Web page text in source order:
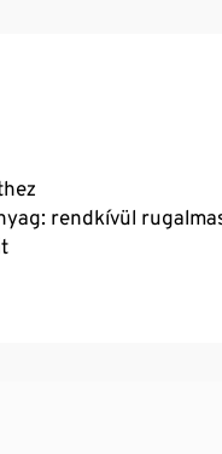
rendkívül
az innovatív